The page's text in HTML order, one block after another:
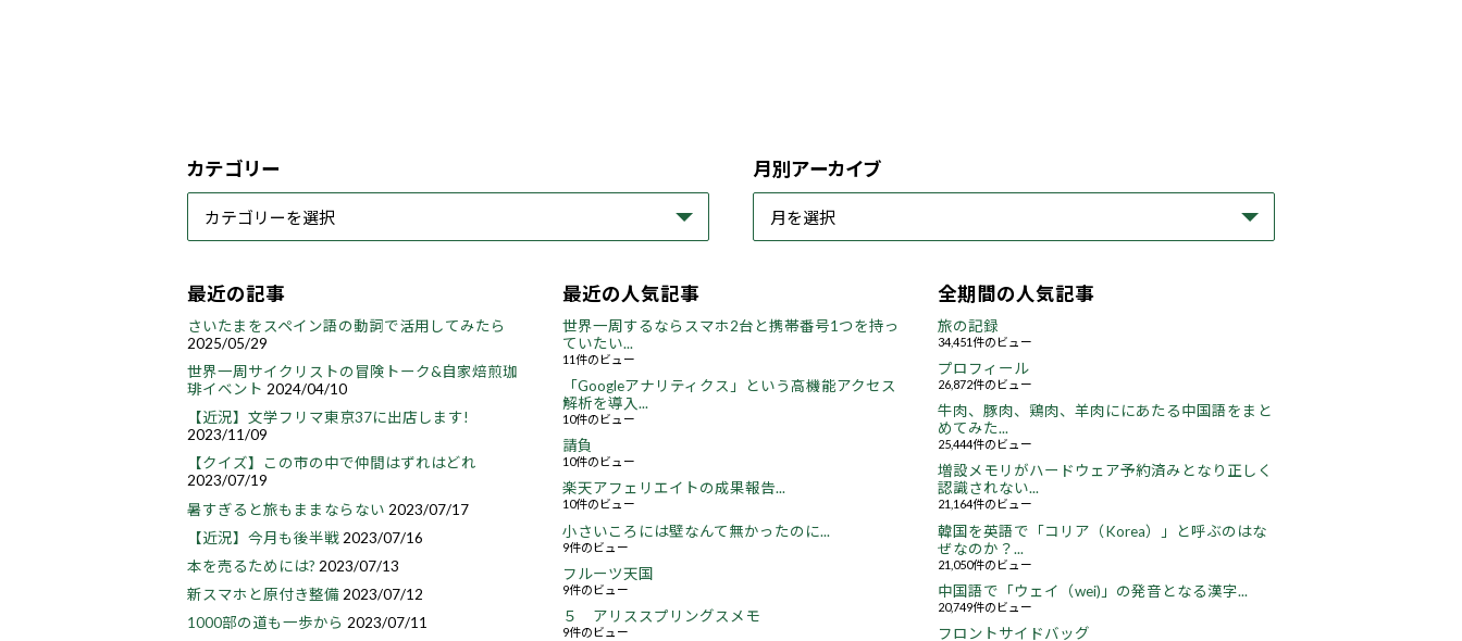
カテゴリー 月別アーカイブ
最近の記事
さいたまをスペイン語の動詞で活用してみたら
2025/05/29
世界一周サイクリストの冒険トーク&自家焙煎珈
琲イベント 2024/04/10
【近況】文学フリマ東京37に出店します!
2023/11/09
【クイズ】この市の中で仲間はずれはどれ
2023/07/19
暑すぎると旅もままならない 2023/07/17
【近況】今月も後半戦 2023/07/16
本を売るためには? 2023/07/13
新スマホと原付き整備 2023/07/12
1000部の道も一歩から 2023/07/11
最近の人気記事
世界一周するならスマホ2台と携帯番号1つを持っ
ていたい...
11件のビュー
「Googleアナリティクス」という高機能アクセス
解析を導入...
10件のビュー
請負
10件のビュー
楽天アフェリエイトの成果報告...
10件のビュー
小さいころには壁なんて無かったのに...
9件のビュー
フルーツ天国
9件のビュー
５ アリススプリングスメモ
9件のビュー
全期間の人気記事
旅の記録
34,451件のビュー
プロフィール
26,872件のビュー
牛肉、豚肉、鶏肉、羊肉ににあたる中国語をまと
めてみた...
25,444件のビュー
増設メモリがハードウェア予約済みとなり正しく
認識されない...
21,164件のビュー
韓国を英語で「コリア（Korea）」と呼ぶのはな
ぜなのか？...
21,050件のビュー
中国語で「ウェイ（wei)」の発音となる漢字...
20,749件のビュー
フロントサイドバッグ